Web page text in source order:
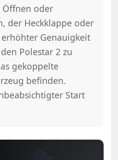
Öffnen oder
der Heckklappe oder
Genauigkeit
Polestar 2 zu
gekoppelte
befinden.
Start